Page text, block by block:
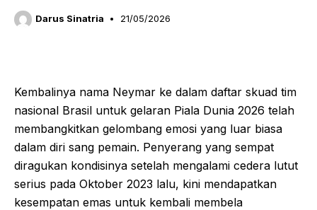
Darus Sinatria 21/05/2026
Kembalinya nama Neymar ke dalam daftar skuad tim
nasional Brasil untuk gelaran Piala Dunia 2026 telah
membangkitkan gelombang emosi yang luar biasa
dalam diri sang pemain. Penyerang yang sempat
diragukan kondisinya setelah mengalami cedera lutut
serius pada Oktober 2023 lalu, kini mendapatkan
kesempatan emas untuk kembali membela